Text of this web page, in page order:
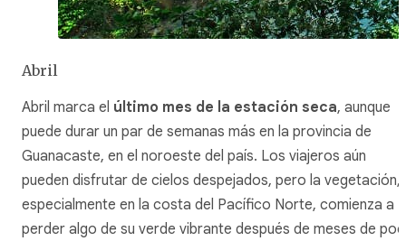
Abril
Abril marca el último mes de la estación seca, aunque
puede durar un par de semanas más en la provincia de
Guanacaste, en el noroeste del país. Los viajeros aún
pueden disfrutar de cielos despejados, pero la vegetación,
especialmente en la costa del Pacífico Norte, comienza a
perder algo de su verde vibrante después de meses de